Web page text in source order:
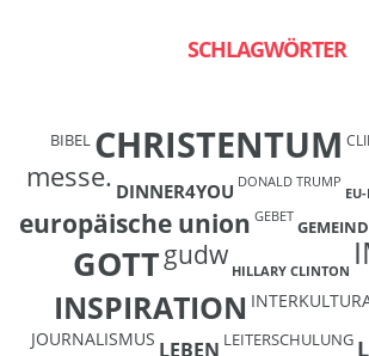
SCHLAGWÖRTER
BIBEL CHRISTENTUM
messe. DINNER4YOU DONALD TRUMP
europäische union GEBET
GOTTgudw HILLARY CLINTON
INSPIRATION
JOURNALISMUS LEBEN LEITERSCHULUNG